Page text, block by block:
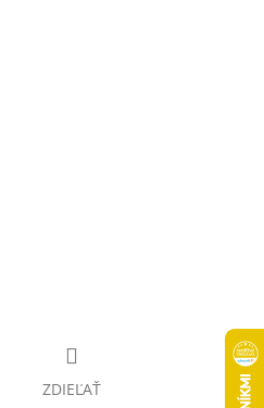
ZDIEĽAŤ